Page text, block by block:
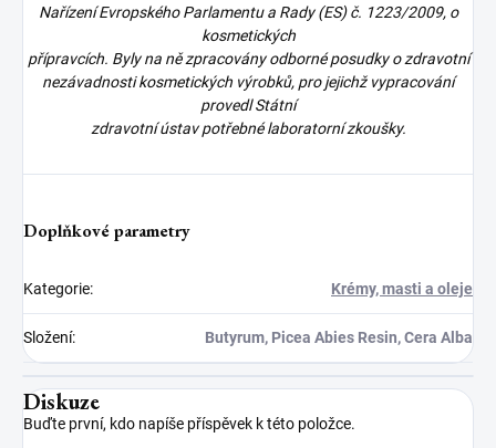
Nařízení Evropského Parlamentu a Rady (ES) č. 1223/2009, o
kosmetických
přípravcích. Byly na ně zpracovány odborné posudky o zdravotní
nezávadnosti kosmetických výrobků, pro jejichž vypracování
provedl Státní
zdravotní ústav potřebné laboratorní zkoušky.
Doplňkové parametry
Kategorie: Krémy, masti a oleje
Složení: Butyrum, Picea Abies Resin, Cera Alba
Diskuze
Buďte první, kdo napíše příspěvek k této položce.